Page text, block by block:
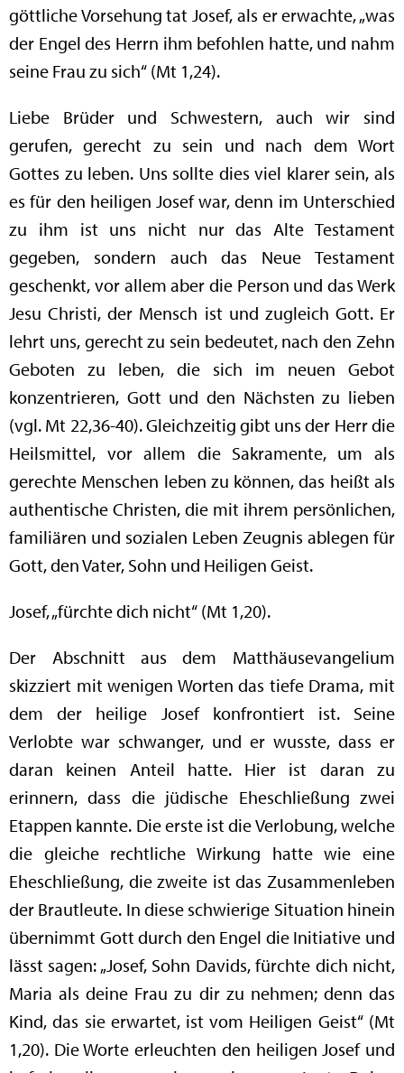
göttliche Vorsehung tat Josef, als er erwachte, „was
der Engel des Herrn ihm befohlen hatte, und nahm
seine Frau zu sich“ (Mt 1,24).
Liebe Brüder und Schwestern, auch wir sind
gerufen, gerecht zu sein und nach dem Wort
Gottes zu leben. Uns sollte dies viel klarer sein, als
es für den heiligen Josef war, denn im Unterschied
zu ihm ist uns nicht nur das Alte Testament
gegeben, sondern auch das Neue Testament
geschenkt, vor allem aber die Person und das Werk
Jesu Christi, der Mensch ist und zugleich Gott. Er
lehrt uns, gerecht zu sein bedeutet, nach den Zehn
Geboten zu leben, die sich im neuen Gebot
konzentrieren, Gott und den Nächsten zu lieben
(vgl. Mt 22,36-40). Gleichzeitig gibt uns der Herr die
Heilsmittel, vor allem die Sakramente, um als
gerechte Menschen leben zu können, das heißt als
authentische Christen, die mit ihrem persönlichen,
familiären und sozialen Leben Zeugnis ablegen für
Gott, den Vater, Sohn und Heiligen Geist.
Josef, „fürchte dich nicht“ (Mt 1,20).
Der Abschnitt aus dem Matthäusevangelium
skizziert mit wenigen Worten das tiefe Drama, mit
dem der heilige Josef konfrontiert ist. Seine
Verlobte war schwanger, und er wusste, dass er
daran keinen Anteil hatte. Hier ist daran zu
erinnern, dass die jüdische Eheschließung zwei
Etappen kannte. Die erste ist die Verlobung, welche
die gleiche rechtliche Wirkung hatte wie eine
Eheschließung, die zweite ist das Zusammenleben
der Brautleute. In diese schwierige Situation hinein
übernimmt Gott durch den Engel die Initiative und
lässt sagen: „Josef, Sohn Davids, fürchte dich nicht,
Maria als deine Frau zu dir zu nehmen; denn das
Kind, das sie erwartet, ist vom Heiligen Geist“ (Mt
1,20). Die Worte erleuchten den heiligen Josef und